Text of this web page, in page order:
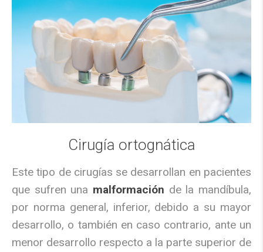
Cirugía ortognática
Este tipo de cirugías se desarrollan en pacientes
que sufren una malformación de la mandíbula,
por norma general, inferior, debido a su mayor
desarrollo, o también en caso contrario, ante un
menor desarrollo respecto a la parte superior de